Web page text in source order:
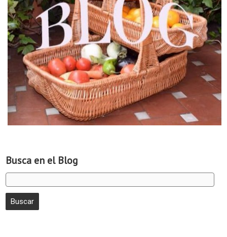
Busca en el Blog